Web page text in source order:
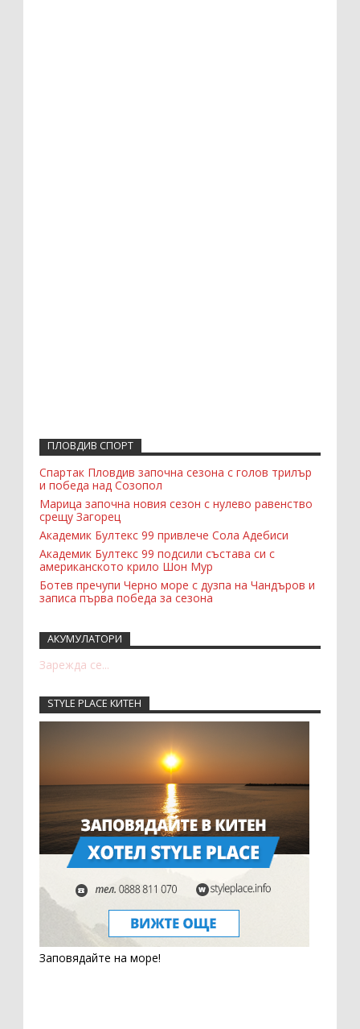
ПЛОВДИВ СПОРТ
Спартак Пловдив започна сезона с голов трилър
и победа над Созопол
Марица започна новия сезон с нулево равенство
срещу Загорец
Академик Бултекс 99 привлече Сола Адебиси
Академик Бултекс 99 подсили състава си с
американското крило Шон Мур
Ботев пречупи Черно море с дузпа на Чандъров и
записа първа победа за сезона
АКУМУЛАТОРИ
Зарежда се...
STYLE PLACE КИТЕН
Заповядайте на море!